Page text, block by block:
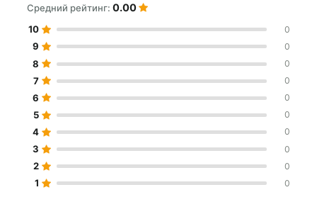
Средний рейтинг: 0.00
10 0
9 0
8 0
7 0
6 0
5 0
4 0
3 0
2 0
1 0